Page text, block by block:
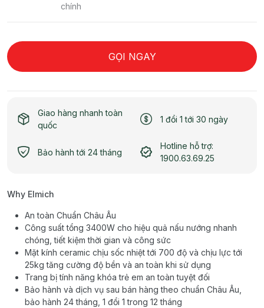
chính
GỌI NGAY
Giao hàng nhanh toàn
quốc
1 đổi 1 tới 30 ngày
Bảo hành tới 24 tháng
Hotline hỗ trợ:
1900.63.69.25
Why Elmich
An toàn Chuẩn Châu Âu
Công suất tổng 3400W cho hiệu quả nấu nướng nhanh
chóng, tiết kiệm thời gian và công sức
Mặt kính ceramic chịu sốc nhiệt tới 700 độ và chịu lực tới
25kg tăng cường độ bền và an toàn khi sử dụng
Trang bị tính năng khóa trẻ em an toàn tuyệt đối
Bảo hành và dịch vụ sau bán hàng theo chuẩn Châu Âu,
bảo hành 24 tháng, 1 đổi 1 trong 12 tháng